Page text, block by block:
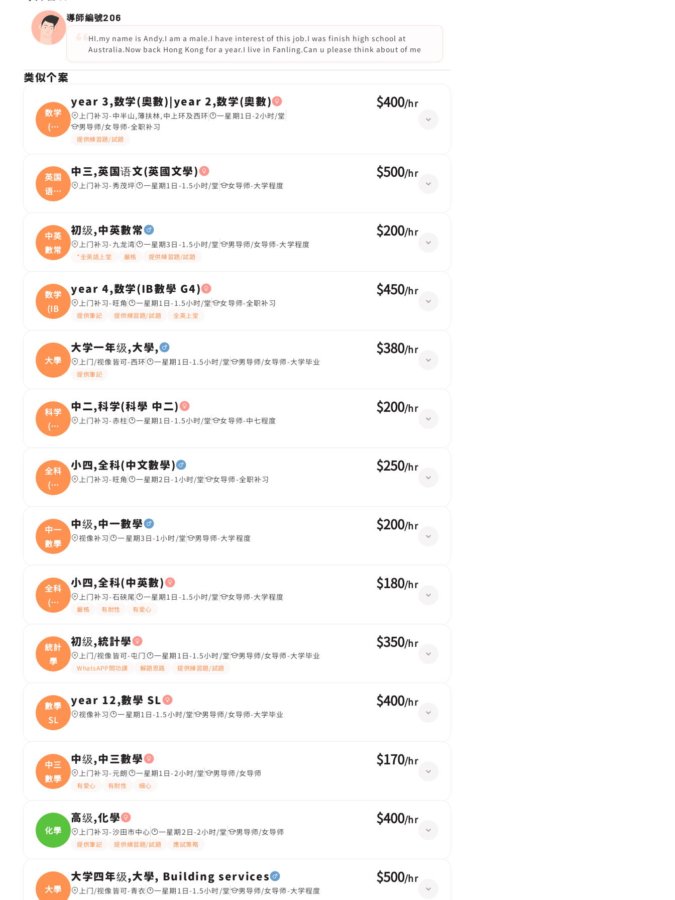
導師編號206
HI.my name is Andy.I am a male.I have interest of this job.I was finish high school at
Australia.Now back Hong Kong for a year.I live in Fanling.Can u please think about of me
类似个案
数学
(奧
數
year 3,数学(奧數)|year 2,数学(奧數)
上门补习-中半山,薄扶林,中上环及西环
一星期1日-2小时/堂
男导师/女导师-全职补习
提供練習題/試題
$400/hr
英国
语文
(
中三,英国语文(英國文學)
上门补习-秀茂坪 一星期1日-1.5小时/堂 女导师-大学程度
$500/hr
中英
數常
初级,中英數常
上门补习-九龙湾 一星期3日-1.5小时/堂 男导师/女导师-大学程度
*全英語上堂 嚴格 提供練習題/試題
$200/hr
数学
(IB
year 4,数学(IB數學 G4)
上门补习-旺角 一星期1日-1.5小时/堂 女导师-全职补习
提供筆記 提供練習題/試題 全英上堂
$450/hr
大學
大学一年级,大學,
上门/视像皆可-西环 一星期1日-1.5小时/堂 男导师/女导师-大学毕业
提供筆記
$380/hr
科学
(科
學
中二,科学(科學 中二)
上门补习-赤柱 一星期1日-1.5小时/堂 女导师-中七程度
$200/hr
全科
(中
文
小四,全科(中文數學)
上门补习-旺角 一星期2日-1小时/堂 女导师-全职补习
$250/hr
中一
數學
中级,中一數學
视像补习 一星期3日-1小时/堂 男导师-大学程度
$200/hr
全科
(中
英
小四,全科(中英數)
上门补习-石硖尾 一星期1日-1.5小时/堂 女导师-大学程度
嚴格 有耐性 有愛心
$180/hr
統計
學
初级,統計學
上门/视像皆可-屯门 一星期1日-1.5小时/堂 男导师/女导师-大学毕业
WhatsAPP問功課 解題思路 提供練習題/試題
$350/hr
數學
SL
year 12,數學 SL
视像补习 一星期1日-1.5小时/堂 男导师/女导师-大学毕业
$400/hr
中三
數學
中级,中三數學
上门补习-元朗 一星期1日-2小时/堂 男导师/女导师
有愛心 有耐性 細心
$170/hr
化學
高级,化學
上门补习-沙田市中心 一星期2日-2小时/堂 男导师/女导师
提供筆記 提供練習題/試題 應試策略
$400/hr
大學
大学四年级,大學, Building services
上门/视像皆可-青衣 一星期1日-1.5小时/堂 男导师/女导师-大学程度
$500/hr